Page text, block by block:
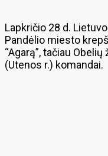
Lapkričio 28 d.
Pandėlio miesto
“Agarą”, tačiau
(Utenos r.) komandai.